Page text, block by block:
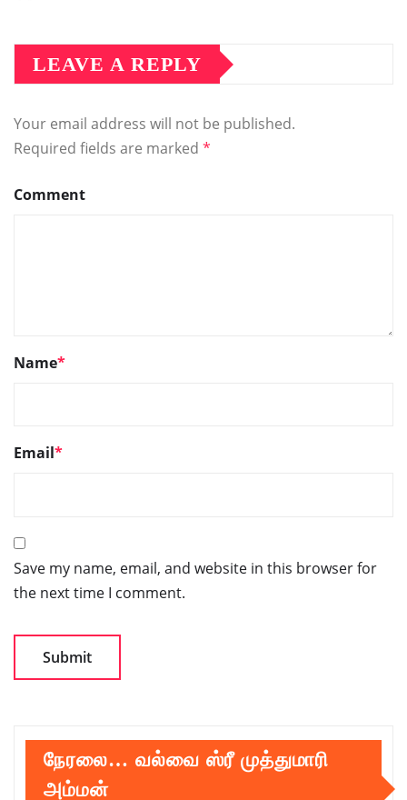
LEAVE A REPLY
Your email address will not be published.
Required fields are marked *
Comment
Name*
Email*
Save my name, email, and website in this browser for
the next time I comment.
நேரலை… வல்வை ஸ்ரீ முத்துமாரி
அம்மன்